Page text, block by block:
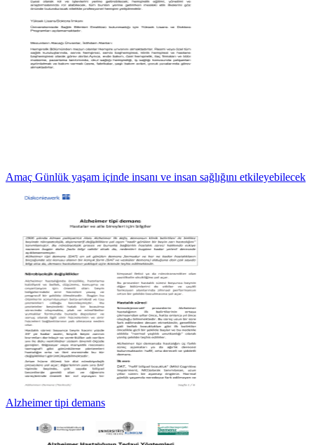
Amaç Günlük yaşam içinde insanı ve insan sağlığını etkileyebilecek
Alzheimer tipi demans